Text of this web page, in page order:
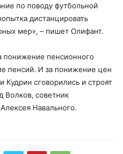
по поводу футбольной
дистанцировать
мер», – пишет Олифант.
понижение пенсионного
пенсий. И за понижение цен
Кудрин сговорились и строят
Волков, советник
Навального.